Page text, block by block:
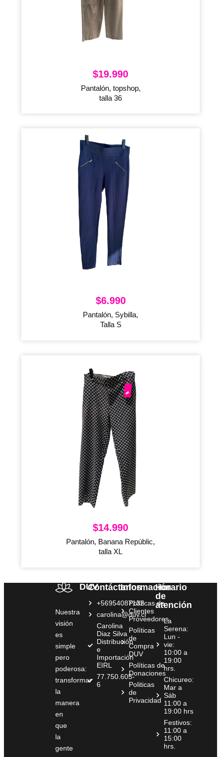
$19.990
Pantalón, topshop,
talla 36
$6.990
Pantalón, Sybilla,
Talla S
$14.990
Pantalón, Banana Repúblic,
talla XL
DUV
Nuestra
visión
es
simple
pero
poderosa:
transformar
la
manera
en
que
la
gente
Contáctanos
+56954087132
carolina@duv.cl
Carolina
Diaz Silva
Distribución
e
Importación
EIRL
77.750.605-
6
Información
Políticas de
Clientes
Proveedores
Políticas
de
Compra
DUV
Políticas de
Donaciones
Politicas
de
Privacidad
Horario
de
atención
La
Serena:
Lun -
vie:
10:00 a
19:00
hrs.
Chicureo:
Mar a
Sáb
11:00 a
19:00 hrs
Festivos:
11:00 a
15:00
hrs.